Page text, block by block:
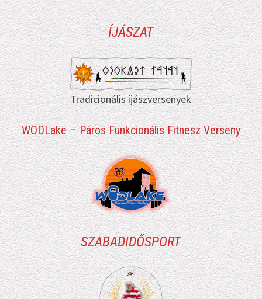
ÍJÁSZAT
Tradicionális íjászversenyek
WODLake – Páros Funkcionális Fitnesz Verseny
SZABADIDŐSPORT